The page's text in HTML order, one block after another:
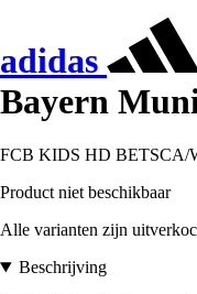
adidas
Bayern
FCB KIDS HD BETSCA/
Product niet beschikbaar
Alle varianten zijn
Beschrijving